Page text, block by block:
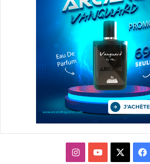
فيسبوك يوتيوبانستقرام